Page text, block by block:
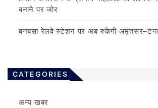
बनाने पर जोर
बनबसा रेलवे स्टेशन पर अब रुकेगी
CATEGORIES
अन्य खबर